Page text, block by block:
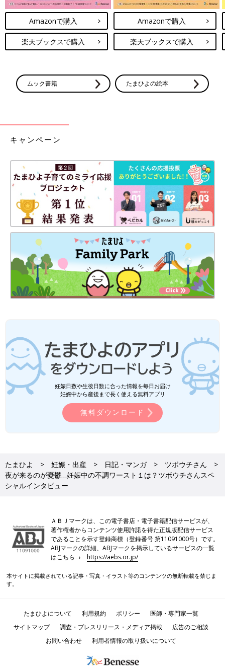
Amazonで購入
楽天ブックスで購入
Amazonで購入
楽天ブックスで購入
ムック書籍 たまひよの絵本
キャンペーン
妊娠日数や生後日数に合った情報を毎日お届け
妊娠中から産後まで長く使える無料アプリ
無料ダウンロード
たまひよ 妊娠・出産 日記・マンガ
ツボウチさん
夜が来るのが憂鬱…妊娠中の不調ワースト１は？ツボウチさんスペ
シャルインタビュー
ＡＢＪマークは、この電子書店・電子書籍配信サービスが、
著作権者からコンテンツ使用許諾を得た正規版配信サービス
であることを示す登録商標（登録番号 第11091000号）です。
ABJマークの詳細、ABJマークを掲示しているサービスの一覧
はこちら→https://aebs.or.jp/
本サイトに掲載されている記事・写真・イラスト等のコンテンツの無断転載を禁じま
す。
たまひよについて 利用規約 ポリシー
医師・専門家一覧
サイトマップ
調査・プレスリリース・メディア掲載
広告のご相談
お問い合わせ
利用者情報の取り扱いについて